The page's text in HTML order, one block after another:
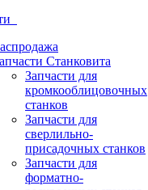
Станковита
Запчасти для
кромкооблицовочных
станков
Запчасти для
сверлильно-
присадочных станков
Запчасти для
форматно-